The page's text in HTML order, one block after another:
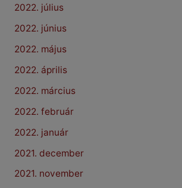
2022. július
2022. június
2022. május
2022. április
2022. március
2022. február
2022. január
2021. december
2021. november